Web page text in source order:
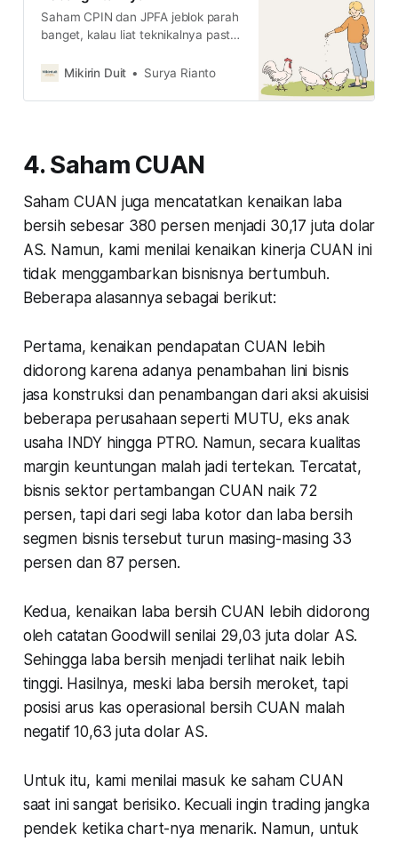
Saham CPIN dan JPFA jeblok parah
banget, kalau liat teknikalnya pasti
akan bongkar kenapa mereka
Mikirin Duit Surya Rianto
4. Saham CUAN
Saham CUAN juga mencatatkan kenaikan laba
bersih sebesar 380 persen menjadi 30,17 juta dolar
AS. Namun, kami menilai kenaikan kinerja CUAN ini
tidak menggambarkan bisnisnya bertumbuh.
Beberapa alasannya sebagai berikut:
Pertama, kenaikan pendapatan CUAN lebih
didorong karena adanya penambahan lini bisnis
jasa konstruksi dan penambangan dari aksi akuisisi
beberapa perusahaan seperti MUTU, eks anak
usaha INDY hingga PTRO. Namun, secara kualitas
margin keuntungan malah jadi tertekan. Tercatat,
bisnis sektor pertambangan CUAN naik 72
persen, tapi dari segi laba kotor dan laba bersih
segmen bisnis tersebut turun masing-masing 33
persen dan 87 persen.
Kedua, kenaikan laba bersih CUAN lebih didorong
oleh catatan Goodwill senilai 29,03 juta dolar AS.
Sehingga laba bersih menjadi terlihat naik lebih
tinggi. Hasilnya, meski laba bersih meroket, tapi
posisi arus kas operasional bersih CUAN malah
negatif 10,63 juta dolar AS.
Untuk itu, kami menilai masuk ke saham CUAN
saat ini sangat berisiko. Kecuali ingin trading jangka
pendek ketika chart-nya menarik. Namun, untuk